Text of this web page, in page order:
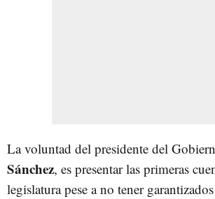
La voluntad del presidente del
Sánchez, es presentar las primeras
legislatura pese a no tener